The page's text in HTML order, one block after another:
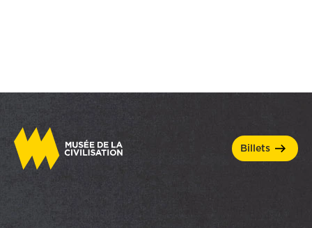
billets